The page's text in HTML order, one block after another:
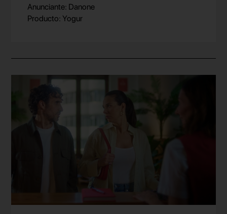
Anunciante: Danone
Producto: Yogur